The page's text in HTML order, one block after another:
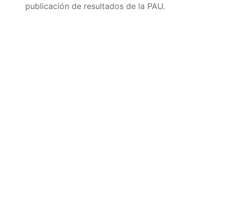
publicación de resultados de la PAU.